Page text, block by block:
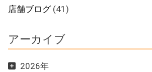
店舗ブログ(41)
アーカイブ
2026年